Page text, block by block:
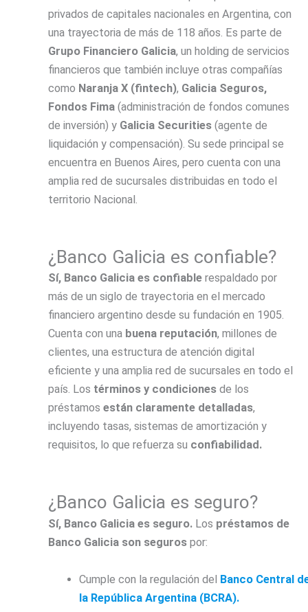
privados de capitales nacionales en Argentina, con
una trayectoria de más de 118 años. Es parte de
Grupo Financiero Galicia, un holding de servicios
financieros que también incluye otras compañías
como Naranja X (fintech), Galicia Seguros,
Fondos Fima (administración de fondos comunes
de inversión) y Galicia Securities (agente de
liquidación y compensación). Su sede principal se
encuentra en Buenos Aires, pero cuenta con una
amplia red de sucursales distribuidas en todo el
territorio Nacional.
¿Banco Galicia es confiable?
Sí, Banco Galicia es confiablerespaldado por
más de un siglo de trayectoria en el mercado
financiero argentino desde su fundación en 1905.
Cuenta con una buena reputación, millones de
clientes, una estructura de atención digital
eficiente y una amplia red de sucursales en todo el
país. Los términos y condicionesde los
préstamos están claramente detalladas,
incluyendo tasas, sistemas de amortización y
requisitos, lo que refuerza su confiabilidad.
¿Banco Galicia es seguro?
Sí, Banco Galicia es seguro.Los préstamos de
Banco Galicia son seguros por:
Cumple con la regulación del Banco Central
la República Argentina (BCRA).